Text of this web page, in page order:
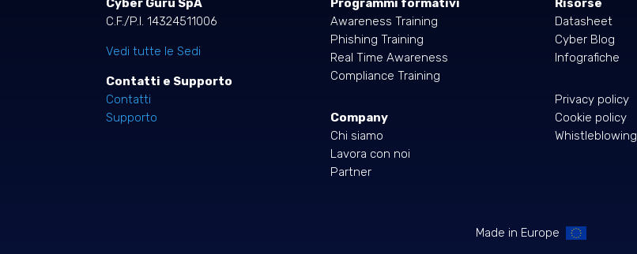
Cyber Guru SpA
C.F./P.I. 14324511006
Vedi tutte le Sedi
Contatti e Supporto
Contatti
Supporto
Programmi formativi
Awareness Training
Phishing Training
Real Time Awareness
Compliance Training
Company
Chi siamo
Lavora con noi
Partner
Risorse
Datasheet
Cyber Blog
Infografiche
Privacy policy
Cookie policy
Whistleblowing
Made in Europe